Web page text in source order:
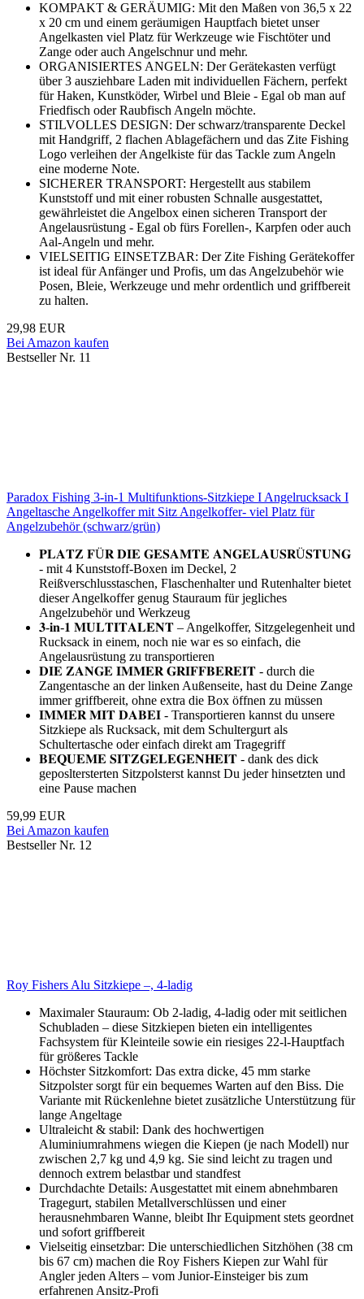
KOMPAKT & GERÄUMIG: Mit den Maßen von 36,5 x 22
x 20 cm und einem geräumigen Hauptfach bietet unser
Angelkasten viel Platz für Werkzeuge wie Fischtöter und
Zange oder auch Angelschnur und mehr.
ORGANISIERTES ANGELN: Der Gerätekasten verfügt
über 3 ausziehbare Laden mit individuellen Fächern, perfekt
für Haken, Kunstköder, Wirbel und Bleie - Egal ob man auf
Friedfisch oder Raubfisch Angeln möchte.
STILVOLLES DESIGN: Der schwarz/transparente Deckel
mit Handgriff, 2 flachen Ablagefächern und das Zite Fishing
Logo verleihen der Angelkiste für das Tackle zum Angeln
eine moderne Note.
SICHERER TRANSPORT: Hergestellt aus stabilem
Kunststoff und mit einer robusten Schnalle ausgestattet,
gewährleistet die Angelbox einen sicheren Transport der
Angelausrüstung - Egal ob fürs Forellen-, Karpfen oder auch
Aal-Angeln und mehr.
VIELSEITIG EINSETZBAR: Der Zite Fishing Gerätekoffer
ist ideal für Anfänger und Profis, um das Angelzubehör wie
Posen, Bleie, Werkzeuge und mehr ordentlich und griffbereit
zu halten.
29,98 EUR
Bei Amazon kaufen
Bestseller Nr. 11
Paradox Fishing 3-in-1 Multifunktions-Sitzkiepe I Angelrucksack I
Angeltasche Angelkoffer mit Sitz Angelkoffer- viel Platz für
Angelzubehör (schwarz/grün)
𝐏𝐋𝐀𝐓𝐙 𝐅Ü𝐑 𝐃𝐈𝐄 𝐆𝐄𝐒𝐀𝐌𝐓𝐄 𝐀𝐍𝐆𝐄𝐋𝐀𝐔𝐒𝐑Ü𝐒𝐓𝐔𝐍𝐆
- mit 4 Kunststoff-Boxen im Deckel, 2
Reißverschlusstaschen, Flaschenhalter und Rutenhalter bietet
dieser Angelkoffer genug Stauraum für jegliches
Angelzubehör und Werkzeug
𝟑-𝐢𝐧-𝟏 𝐌𝐔𝐋𝐓𝐈𝐓𝐀𝐋𝐄𝐍𝐓 – Angelkoffer, Sitzgelegenheit und
Rucksack in einem, noch nie war es so einfach, die
Angelausrüstung zu transportieren
𝐃𝐈𝐄 𝐙𝐀𝐍𝐆𝐄 𝐈𝐌𝐌𝐄𝐑 𝐆𝐑𝐈𝐅𝐅𝐁𝐄𝐑𝐄𝐈𝐓 - durch die
Zangentasche an der linken Außenseite, hast du Deine Zange
immer griffbereit, ohne extra die Box öffnen zu müssen
𝐈𝐌𝐌𝐄𝐑 𝐌𝐈𝐓 𝐃𝐀𝐁𝐄𝐈 - Transportieren kannst du unsere
Sitzkiepe als Rucksack, mit dem Schultergurt als
Schultertasche oder einfach direkt am Tragegriff
𝐁𝐄𝐐𝐔𝐄𝐌𝐄 𝐒𝐈𝐓𝐙𝐆𝐄𝐋𝐄𝐆𝐄𝐍𝐇𝐄𝐈𝐓 - dank des dick
geposltersterten Sitzpolsterst kannst Du jeder hinsetzten und
eine Pause machen
59,99 EUR
Bei Amazon kaufen
Bestseller Nr. 12
Roy Fishers Alu Sitzkiepe –, 4-ladig
Maximaler Stauraum: Ob 2-ladig, 4-ladig oder mit seitlichen
Schubladen – diese Sitzkiepen bieten ein intelligentes
Fachsystem für Kleinteile sowie ein riesiges 22-l-Hauptfach
für größeres Tackle
Höchster Sitzkomfort: Das extra dicke, 45 mm starke
Sitzpolster sorgt für ein bequemes Warten auf den Biss. Die
Variante mit Rückenlehne bietet zusätzliche Unterstützung für
lange Angeltage
Ultraleicht & stabil: Dank des hochwertigen
Aluminiumrahmens wiegen die Kiepen (je nach Modell) nur
zwischen 2,7 kg und 4,9 kg. Sie sind leicht zu tragen und
dennoch extrem belastbar und standfest
Durchdachte Details: Ausgestattet mit einem abnehmbaren
Tragegurt, stabilen Metallverschlüssen und einer
herausnehmbaren Wanne, bleibt Ihr Equipment stets geordnet
und sofort griffbereit
Vielseitig einsetzbar: Die unterschiedlichen Sitzhöhen (38 cm
bis 67 cm) machen die Roy Fishers Kiepen zur Wahl für
Angler jeden Alters – vom Junior-Einsteiger bis zum
erfahrenen Ansitz-Profi